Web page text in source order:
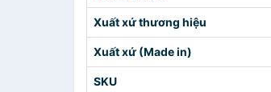
Xuất xứ thương hiệu
Xuất xứ (Made in)
SKU